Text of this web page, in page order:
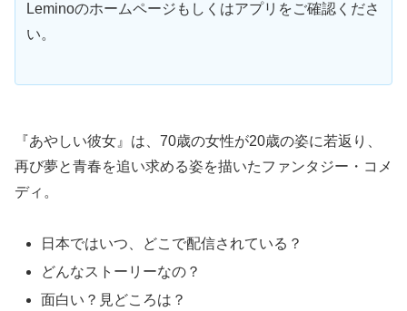
Leminoのホームページもしくはアプリをご確認くださ
い。
『あやしい彼女』は、70歳の女性が20歳の姿に若返り、
再び夢と青春を追い求める姿を描いたファンタジー・コメ
ディ。
日本ではいつ、どこで配信されている？
どんなストーリーなの？
面白い？見どころは？